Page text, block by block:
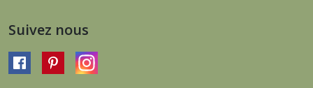
Suivez nous